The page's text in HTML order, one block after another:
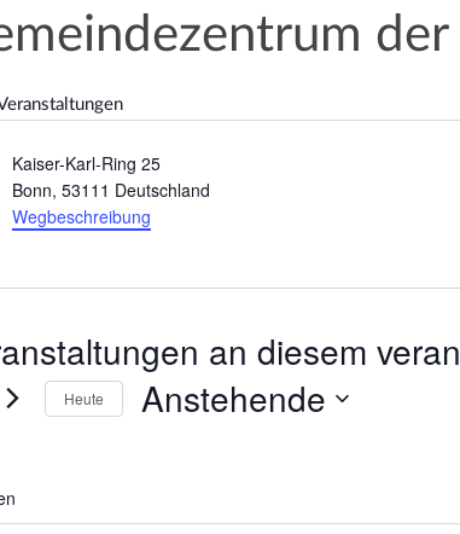
Kaiser-Karl-Ring 25
Bonn, 53111 Deutschland
Wegbeschreibung
an diesem
Heute Anstehende
u